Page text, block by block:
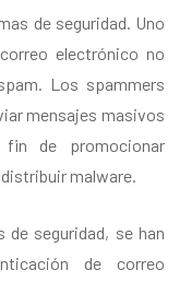
de seguridad. Uno
electrónico no
Los spammers
mensajes masivos
de promocionar
malware.
seguridad, se han
de correo